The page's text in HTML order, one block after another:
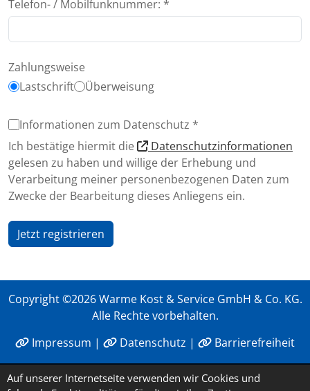
Telefon- / Mobilfunknummer: *
Zahlungsweise
Lastschrift
Überweisung
Informationen zum Datenschutz *
Ich bestätige hiermit die
Datenschutzinformationen
gelesen zu haben und willige der Erhebung und
Verarbeitung meiner personenbezogenen Daten zum
Zwecke der Bearbeitung dieses Anliegens ein.
Jetzt registrieren
Copyright ©2026 Warme Kost & Service GmbH & Co. KG.
Alle Rechte vorbehalten.
Impressum | Datenschutz | Barrierefreiheit
Auf unserer Internetseite verwenden wir Cookies und